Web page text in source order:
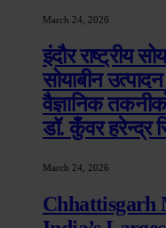
March 24, 2026
इंदौर राष्ट्रीय
सोयाबीन
वैज्ञानिक
डॉ. कुँवर हरेन्द्र
March 24, 2026
Chhattisgarh